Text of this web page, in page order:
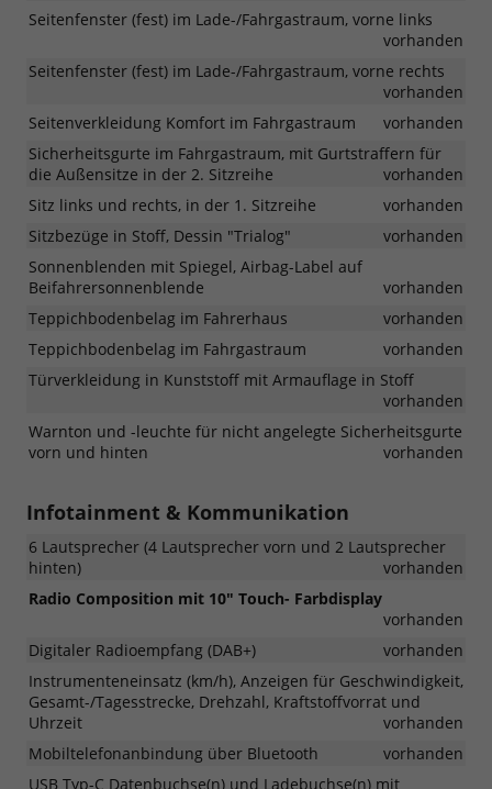
Seitenfenster (fest) im Lade-/Fahrgastraum, vorne links
vorhanden
Seitenfenster (fest) im Lade-/Fahrgastraum, vorne rechts
vorhanden
Seitenverkleidung Komfort im Fahrgastraum
vorhanden
Sicherheitsgurte im Fahrgastraum, mit Gurtstraffern für
die Außensitze in der 2. Sitzreihe
vorhanden
Sitz links und rechts, in der 1. Sitzreihe
vorhanden
Sitzbezüge in Stoff, Dessin "Trialog"
vorhanden
Sonnenblenden mit Spiegel, Airbag-Label auf
Beifahrersonnenblende
vorhanden
Teppichbodenbelag im Fahrerhaus
vorhanden
Teppichbodenbelag im Fahrgastraum
vorhanden
Türverkleidung in Kunststoff mit Armauflage in Stoff
vorhanden
Warnton und -leuchte für nicht angelegte Sicherheitsgurte
vorn und hinten
vorhanden
Infotainment & Kommunikation
6 Lautsprecher (4 Lautsprecher vorn und 2 Lautsprecher
hinten)
vorhanden
Radio Composition mit 10" Touch- Farbdisplay
vorhanden
Digitaler Radioempfang (DAB+)
vorhanden
Instrumenteneinsatz (km/h), Anzeigen für Geschwindigkeit,
Gesamt-/Tagesstrecke, Drehzahl, Kraftstoffvorrat und
Uhrzeit
vorhanden
Mobiltelefonanbindung über Bluetooth
vorhanden
USB Typ-C Datenbuchse(n) und Ladebuchse(n) mit